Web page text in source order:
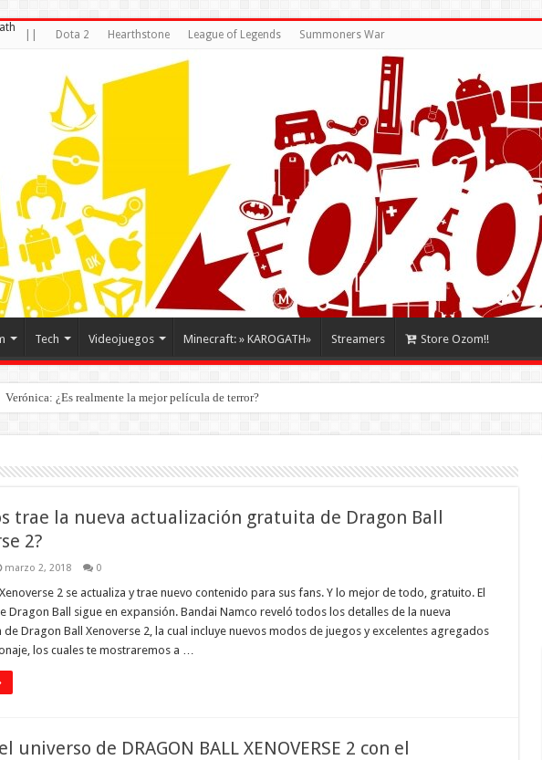
Dota 2 Hearthstone League of Legends Summoners War
Tech Videojuegos Minecraft: » KAROGATH» Streamers Store Ozom!!
Verónica: ¿Es realmente la mejor película de terror?
trae la nueva actualización gratuita de Dragon Ball
2?
marzo 2, 2018 0
2 se actualiza y trae nuevo contenido para sus fans. Y lo mejor de todo, gratuito. El
Dragon Ball sigue en expansión. Bandai Namco reveló todos los detalles de la nueva
de Dragon Ball Xenoverse 2, la cual incluye nuevos modos de juegos y excelentes agregados
los cuales te mostraremos a …
universo de DRAGON BALL XENOVERSE 2 con el